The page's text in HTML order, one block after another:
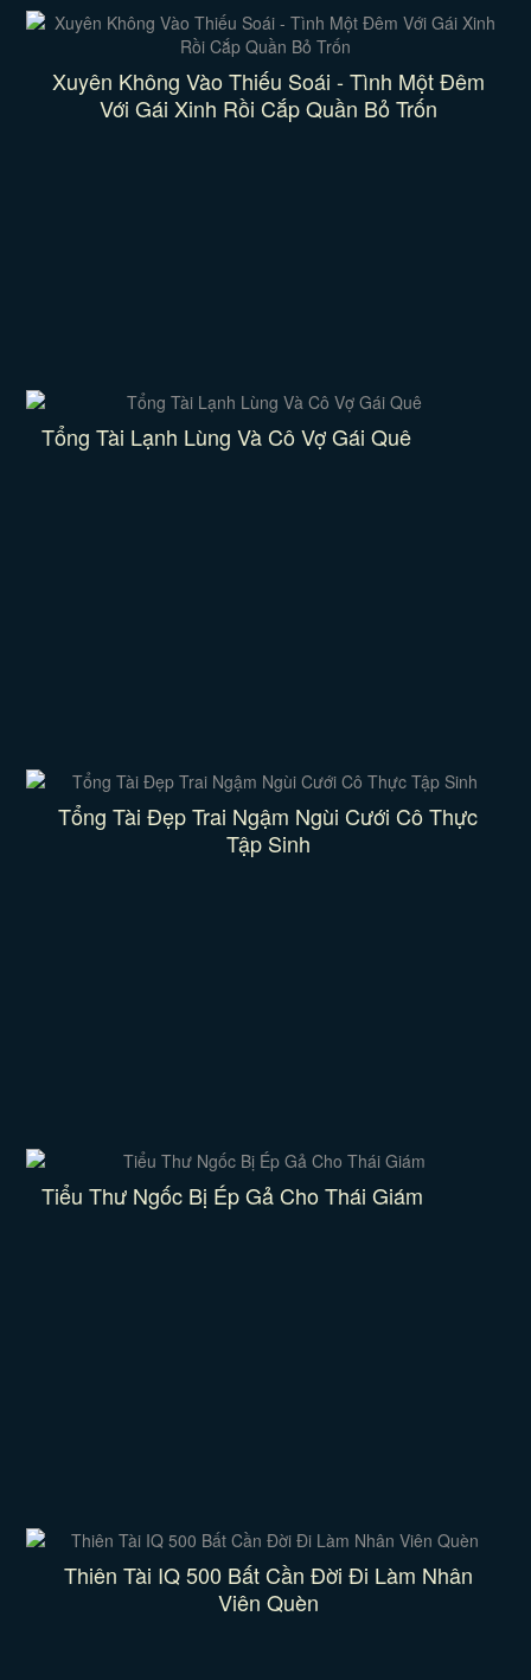
Xuyên Không Vào Thiếu Soái - Tình Một Đêm
Với Gái Xinh Rồi Cắp Quần Bỏ Trốn
Tổng Tài Lạnh Lùng Và Cô Vợ Gái Quê
Tổng Tài Đẹp Trai Ngậm Ngùi Cưới Cô Thực
Tập Sinh
Tiểu Thư Ngốc Bị Ép Gả Cho Thái Giám
Thiên Tài IQ 500 Bất Cần Đời Đi Làm Nhân
Viên Quèn